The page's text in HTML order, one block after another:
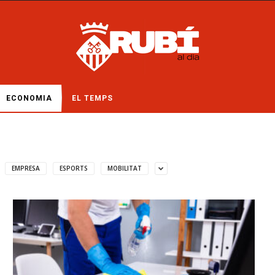
ECONOMIA EL TEMPS
EMPRESA ESPORTS MOBILITAT